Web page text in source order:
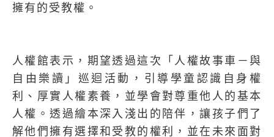
擁有的受教權。
人權館表示，期望透過這次「人權故事車－與
自由樂讀」巡迴活動，引導學童認識自身權
利、厚實人權素養，並學會對尊重他人的基本
人權。透過繪本深入淺出的陪伴，讓孩子們了
解他們擁有選擇和受教的權利，並在未來面對